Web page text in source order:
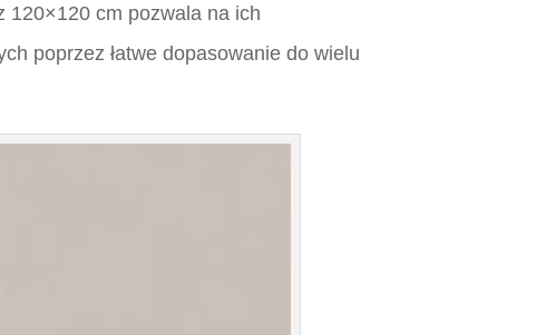
120×120 cm pozwala na ich
poprzez łatwe dopasowanie do wielu